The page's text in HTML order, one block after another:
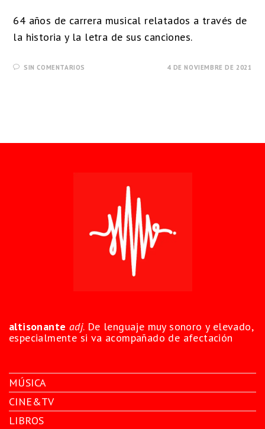
64 años de carrera musical relatados a través de
la historia y la letra de sus canciones.
SIN COMENTARIOS 4 DE NOVIEMBRE DE 2021
altisonante adj. De lenguaje muy sonoro y elevado,
especialmente si va acompañado de afectación
MÚSICA
CINE&TV
LIBROS